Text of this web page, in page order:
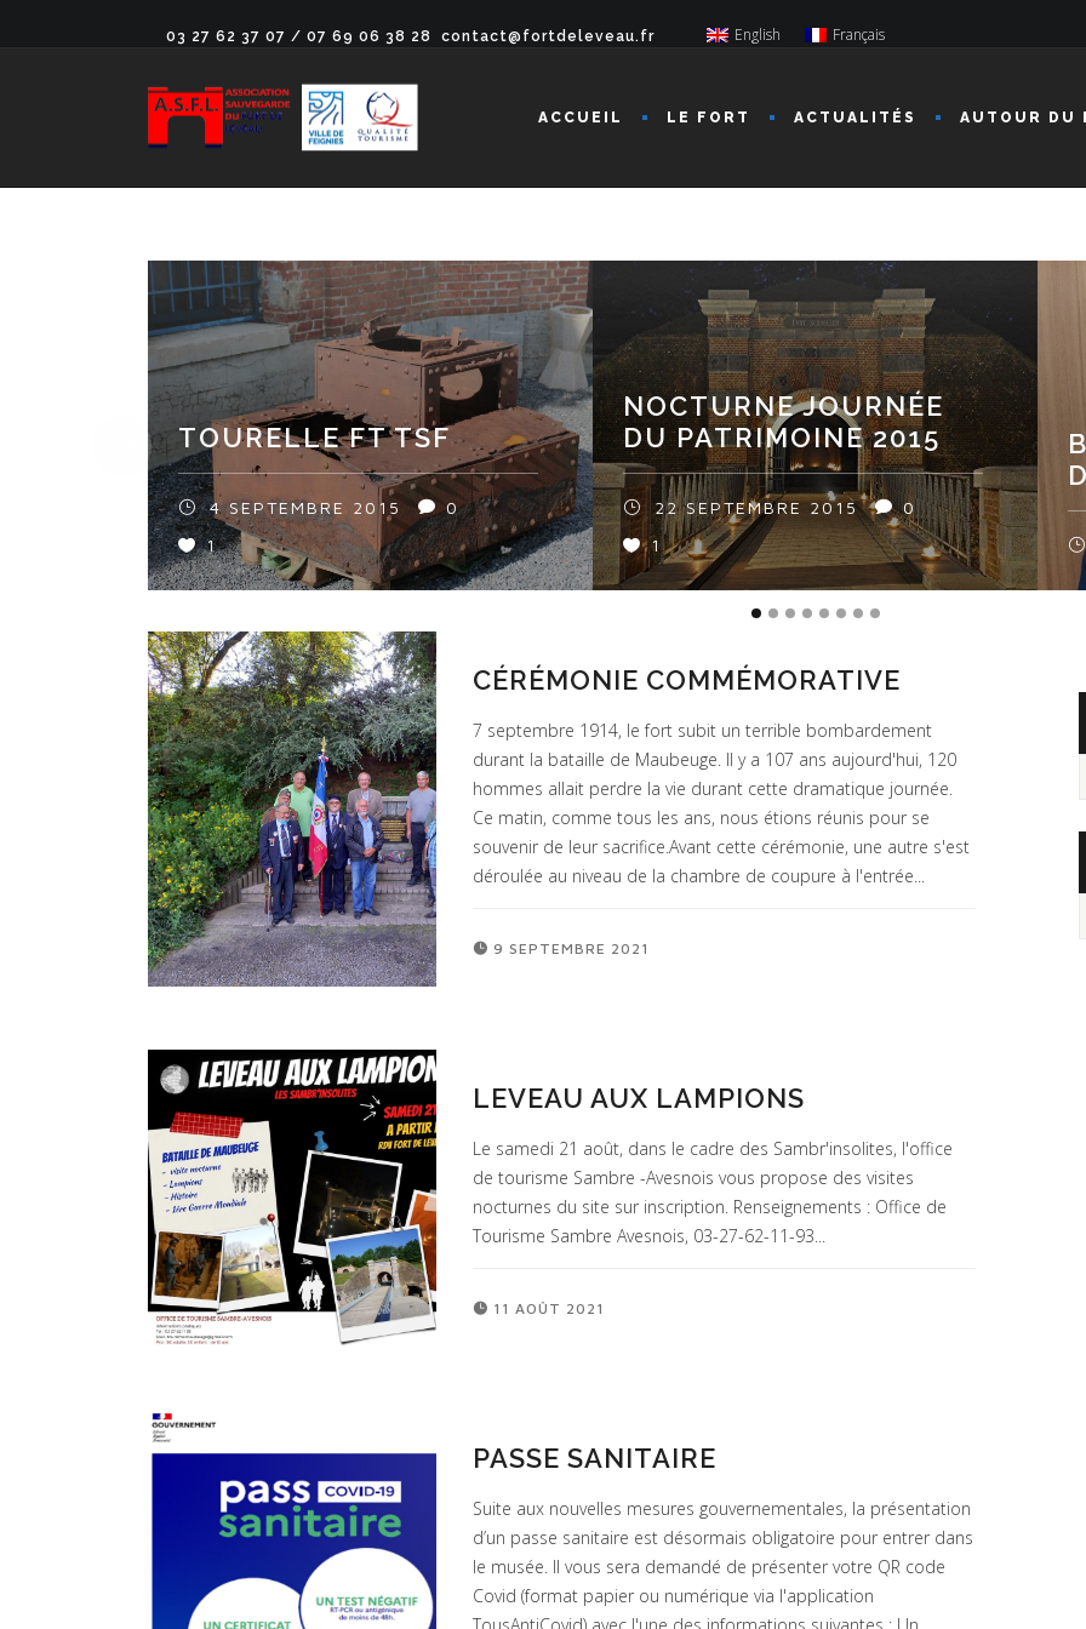
03 27 62 37 07 / 07 69 06 38 28 contact@fortdeleveau.fr English Français
ACCUEIL LE FORT ACTUALITÉS AUTOUR DU
TOURELLE FT TSF
4 SEPTEMBRE 2015
0
1
NOCTURNE JOURNÉE
DU PATRIMOINE 2015
22 SEPTEMBRE 2015
0
1
CÉRÉMONIE COMMÉMORATIVE
7 septembre 1914, le fort subit un terrible bombardement
durant la bataille de Maubeuge. Il y a 107 ans aujourd'hui, 120
hommes allait perdre la vie durant cette dramatique journée.
Ce matin, comme tous les ans, nous étions réunis pour se
souvenir de leur sacrifice.Avant cette cérémonie, une autre s'est
déroulée au niveau de la chambre de coupure à l'entrée...
9 SEPTEMBRE 2021
LEVEAU AUX LAMPIONS
Le samedi 21 août, dans le cadre des Sambr'insolites, l'office
de tourisme Sambre -Avesnois vous propose des visites
nocturnes du site sur inscription. Renseignements : Office de
Tourisme Sambre Avesnois, 03-27-62-11-93...
11 AOÛT 2021
PASSE SANITAIRE
Suite aux nouvelles mesures gouvernementales, la présentation
d’un passe sanitaire est désormais obligatoire pour entrer dans
le musée. Il vous sera demandé de présenter votre QR code
Covid (format papier ou numérique via l'application